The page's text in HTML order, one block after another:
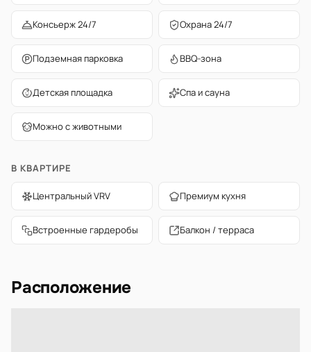
Консьерж 24/7 Охрана 24/7
Подземная парковка BBQ-зона
Детская площадка Спа и сауна
Можно с животными
В КВАРТИРЕ
Центральный VRV Премиум кухня
Встроенные гардеробы Балкон / терраса
Расположение